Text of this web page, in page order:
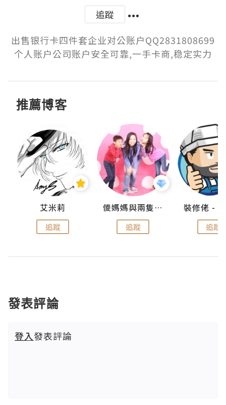
追蹤
出售银行卡四件套企业对公账户QQ2831808699
个人账户公司账户安全可靠,一手卡商,稳定实力
推薦博客
艾米莉
追蹤
儍媽媽與兩隻小魔怪之家
追蹤 追蹤
發表評論
登入發表評論